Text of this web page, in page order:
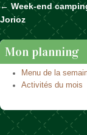
Naviguer
← Week-end
Jorioz
Mon planning
Menu de la
Activités du mois